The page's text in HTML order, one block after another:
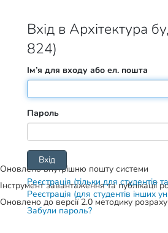
Вхід в Архітектура
824)
Ім’я для входу або ел. пошта
Пароль
Реєстрація (тільки для студентів
Реєстрація (для студентів інших
Забули пароль?
Оновлено внутрішню пошту системи
Інструмент завантаження та публікації
Оновлено до версії 2.0 методику